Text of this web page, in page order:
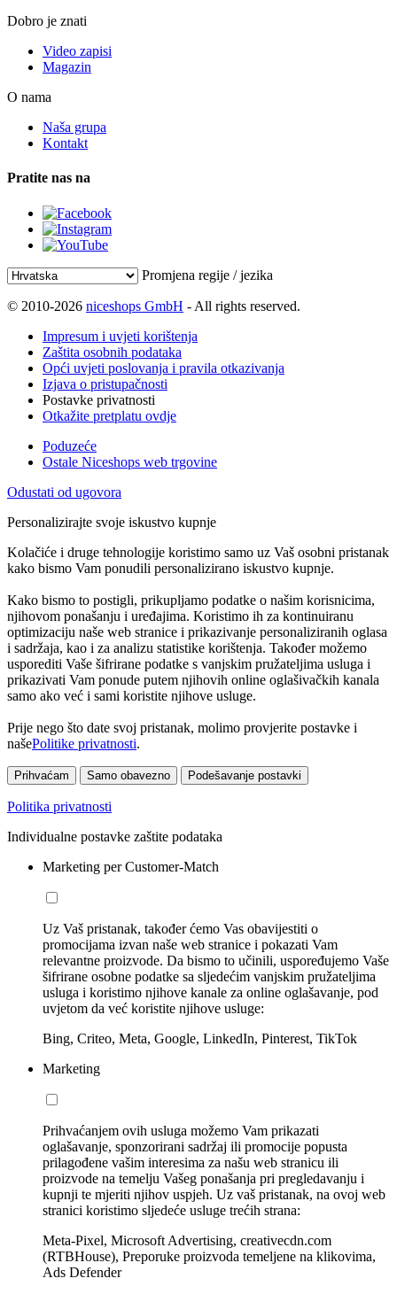
Dobro je znati
Video zapisi
Magazin
O nama
Naša grupa
Kontakt
Pratite nas na
Promjena regije / jezika
© 2010-2026 niceshops GmbH - All rights reserved.
Impresum i uvjeti korištenja
Zaštita osobnih podataka
Opći uvjeti poslovanja i pravila otkazivanja
Izjava o pristupačnosti
Postavke privatnosti
Otkažite pretplatu ovdje
Poduzeće
Ostale Niceshops web trgovine
Odustati od ugovora
Personalizirajte svoje iskustvo kupnje
Kolačiće i druge tehnologije koristimo samo uz Vaš osobni pristanak
kako bismo Vam ponudili personalizirano iskustvo kupnje.
Kako bismo to postigli, prikupljamo podatke o našim korisnicima,
njihovom ponašanju i uređajima. Koristimo ih za kontinuiranu
optimizaciju naše web stranice i prikazivanje personaliziranih oglasa
i sadržaja, kao i za analizu statistike korištenja. Također možemo
usporediti Vaše šifrirane podatke s vanjskim pružateljima usluga i
prikazivati Vam ponude putem njihovih online oglašivačkih kanala
samo ako već i sami koristite njihove usluge.
Prije nego što date svoj pristanak, molimo provjerite postavke i
našePolitike privatnosti.
Prihvaćam Samo obavezno Podešavanje postavki
Politika privatnosti
Individualne postavke zaštite podataka
Marketing per Customer-Match
Uz Vaš pristanak, također ćemo Vas obavijestiti o
promocijama izvan naše web stranice i pokazati Vam
relevantne proizvode. Da bismo to učinili, uspoređujemo Vaše
šifrirane osobne podatke sa sljedećim vanjskim pružateljima
usluga i koristimo njihove kanale za online oglašavanje, pod
uvjetom da već koristite njihove usluge:
Bing, Criteo, Meta, Google, LinkedIn, Pinterest, TikTok
Marketing
Prihvaćanjem ovih usluga možemo Vam prikazati
oglašavanje, sponzorirani sadržaj ili promocije popusta
prilagođene vašim interesima za našu web stranicu ili
proizvode na temelju Vašeg ponašanja pri pregledavanju i
kupnji te mjeriti njihov uspjeh. Uz vaš pristanak, na ovoj web
stranici koristimo sljedeće usluge trećih strana:
Meta-Pixel, Microsoft Advertising, creativecdn.com
(RTBHouse), Preporuke proizvoda temeljene na klikovima,
Ads Defender